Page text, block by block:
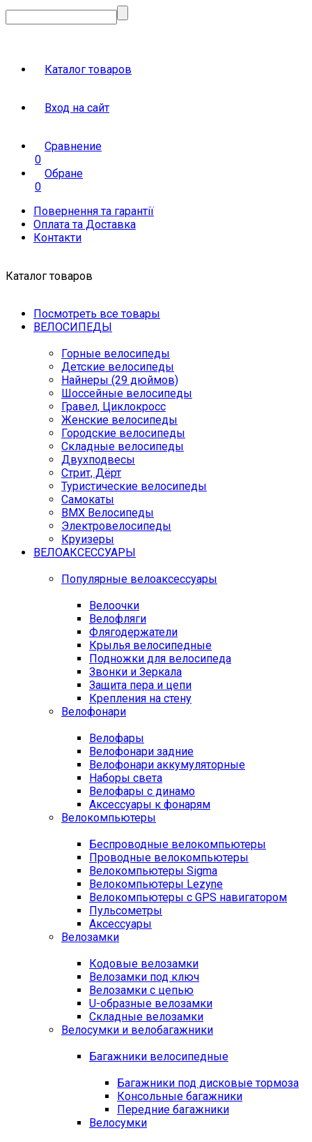
Каталог товаров
Вход на сайт
Сравнение
0
Обране
0
Повернення та гарантії
Оплата та Доставка
Контакти
Каталог товаров
Посмотреть все товары
ВЕЛОСИПЕДЫ
Горные велосипеды
Детские велосипеды
Найнеры (29 дюймов)
Шоссейные велосипеды
Гравел, Циклокросс
Женские велосипеды
Городcкие велосипеды
Складные велосипеды
Двухподвесы
Стрит, Дёрт
Туристические велосипеды
Самокаты
BMX Велосипеды
Электровелосипеды
Круизеры
ВЕЛОАКСЕССУАРЫ
Популярные велоаксессуары
Велоочки
Велофляги
Флягодержатели
Крылья велосипедные
Подножки для велосипеда
Звонки и Зеркала
Защита пера и цепи
Крепления на стену
Велофонари
Велофары
Велофонари задние
Велофонари аккумуляторные
Наборы света
Велофары с динамо
Аксессуары к фонарям
Велокомпьютеры
Беспроводные велокомпьютеры
Проводные велокомпьютеры
Велокомпьютеры Sigma
Велокомпьютеры Lezyne
Велокомпьютеры с GPS навигатором
Пульсометры
Аксессуары
Велозамки
Кодовые велозамки
Велозамки под ключ
Велозамки с цепью
U-образные велозамки
Складные велозамки
Велосумки и велобагажники
Багажники велосипедные
Багажники под дисковые тормоза
Консольные багажники
Передние багажники
Велосумки